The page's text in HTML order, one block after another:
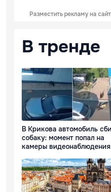
Разместить рекламу на
В тренде
В Крикова автомобиль
собаку: момент попал на
камеры видеонаблюдения